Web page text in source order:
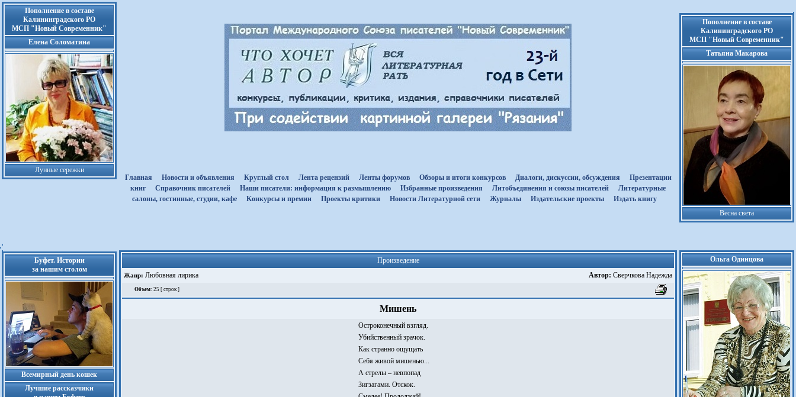
Пополнение в составе
Калининградского РО
МСП "Новый Современник"
Елена Соломатина
Лунные сережки
Главная
Новости и объявления Круглый стол Лента рецензий Ленты форумов Обзоры и итоги конкурсов Диалоги, дискуссии, обсуждения
Презентации
книг
Cправочник писателей Наши писатели: информация к размышлению Избранные произведения Литобъединения и союзы писателей
Литературные
салоны, гостинные, студии, кафе
Kонкурсы и премии Проекты критики Новости Литературной сети Журналы Издательские проекты Издать книгу
Пополнение в составе
Калининградского РО
МСП "Новый Современник"
Татьяна Макарова
Весна света
Буфет. Истории
за нашим столом
Всемирный день кошек
Лучшие рассказчики
Произведение
Жанр: Любовная лирика Автор: Сверчкова Надежда
Объем: 25 [ строк ]
Мишень
Остроконечный взгляд.
Убийственный зрачок.
Как странно ощущать
Себя живой мишенью...
А стрелы – невпопад
Зигзагами. Отскок.
Ольга Одинцова